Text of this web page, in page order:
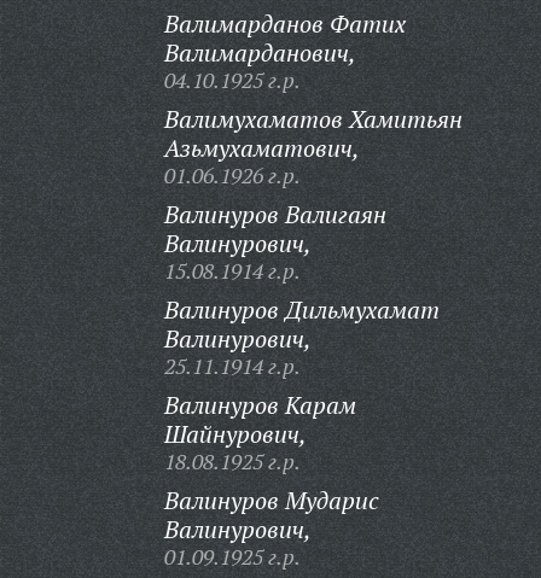
Валимарданов Фатих
Валимарданович,
04.10.1925 г.р.
Валимухаматов Хамитьян
Азьмухаматович,
01.06.1926 г.р.
Валинуров Валигаян
Валинурович,
15.08.1914 г.р.
Валинуров Дильмухамат
Валинурович,
25.11.1914 г.р.
Валинуров Карам
Шайнурович,
18.08.1925 г.р.
Валинуров Мударис
Валинурович,
01.09.1925 г.р.